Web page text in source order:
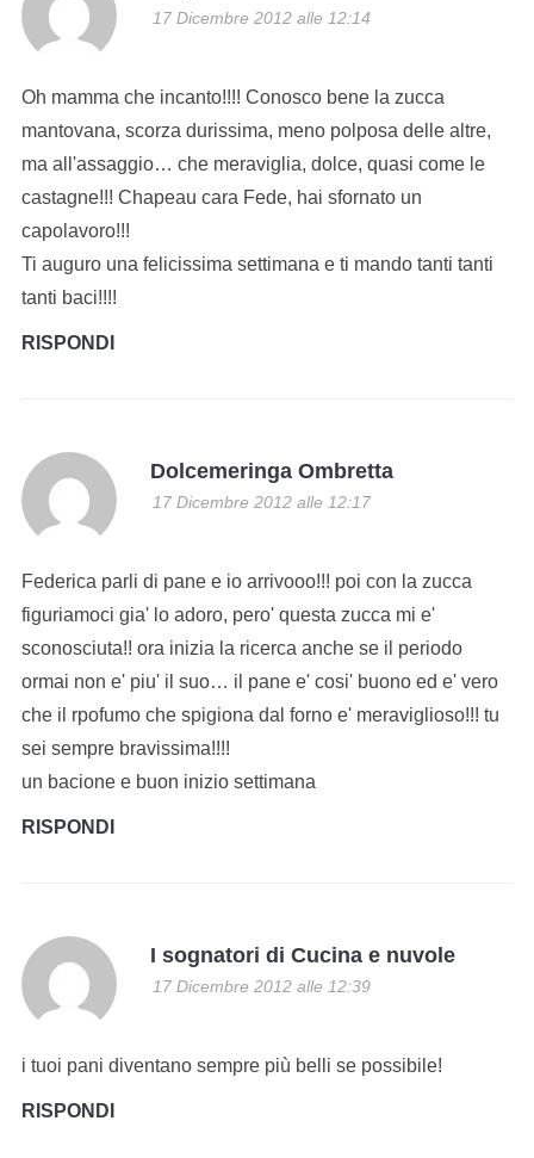
17 Dicembre 2012 alle 12:14
Oh mamma che incanto!!!! Conosco bene la zucca
mantovana, scorza durissima, meno polposa delle altre,
ma all'assaggio… che meraviglia, dolce, quasi come le
castagne!!! Chapeau cara Fede, hai sfornato un
capolavoro!!!
Ti auguro una felicissima settimana e ti mando tanti tanti
tanti baci!!!!
RISPONDI
Dolcemeringa Ombretta
17 Dicembre 2012 alle 12:17
Federica parli di pane e io arrivooo!!! poi con la zucca
figuriamoci gia' lo adoro, pero' questa zucca mi e'
sconosciuta!! ora inizia la ricerca anche se il periodo
ormai non e' piu' il suo… il pane e' cosi' buono ed e' vero
che il rpofumo che spigiona dal forno e' meraviglioso!!! tu
sei sempre bravissima!!!!
un bacione e buon inizio settimana
RISPONDI
I sognatori di Cucina e nuvole
17 Dicembre 2012 alle 12:39
i tuoi pani diventano sempre più belli se possibile!
RISPONDI